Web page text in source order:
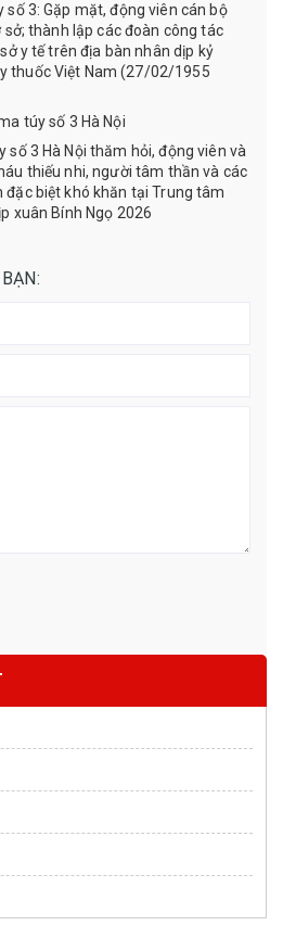
số 3: Gặp mặt, động viên cán bộ
sở; thành lập các đoàn công tác
y tế trên địa bàn nhân dịp kỷ
thuốc Việt Nam (27/02/1955
túy số 3 Hà Nội
số 3 Hà Nội thăm hỏi, động viên và
thiếu nhi, người tâm thần và các
biệt khó khăn tại Trung tâm
xuân Bính Ngọ 2026